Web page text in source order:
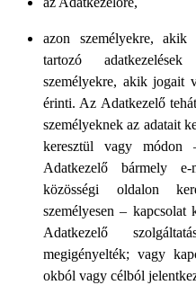
azon személyekre,
tartozó
személyekre, akik jogait
érinti. Az Adatkezelő
személyeknek az adatait
keresztül vagy módon
Adatkezelő bármely
közösségi oldalon
személyesen – kapcsolat
Adatkezelő
megigényelték; vagy
okból vagy célból